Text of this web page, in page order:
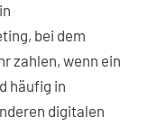
bei dem
zahlen, wenn ein
häufig in
digitalen